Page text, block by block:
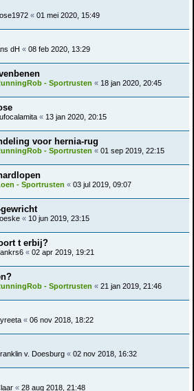
« 01 mei 2020, 15:49
dH « 08 feb 2020, 13:29
- Sportrusten « 18 jan 2020, 20:45
« 13 jan 2020, 20:15
voor hernia-rug
- Sportrusten « 01 sep 2019, 22:15
- Sportrusten « 03 jul 2019, 09:07
« 10 jun 2019, 23:15
t erbij?
« 02 apr 2019, 19:21
- Sportrusten « 21 jan 2019, 21:46
« 06 nov 2018, 18:22
v. Doesburg « 02 nov 2018, 16:32
« 28 aug 2018, 21:48